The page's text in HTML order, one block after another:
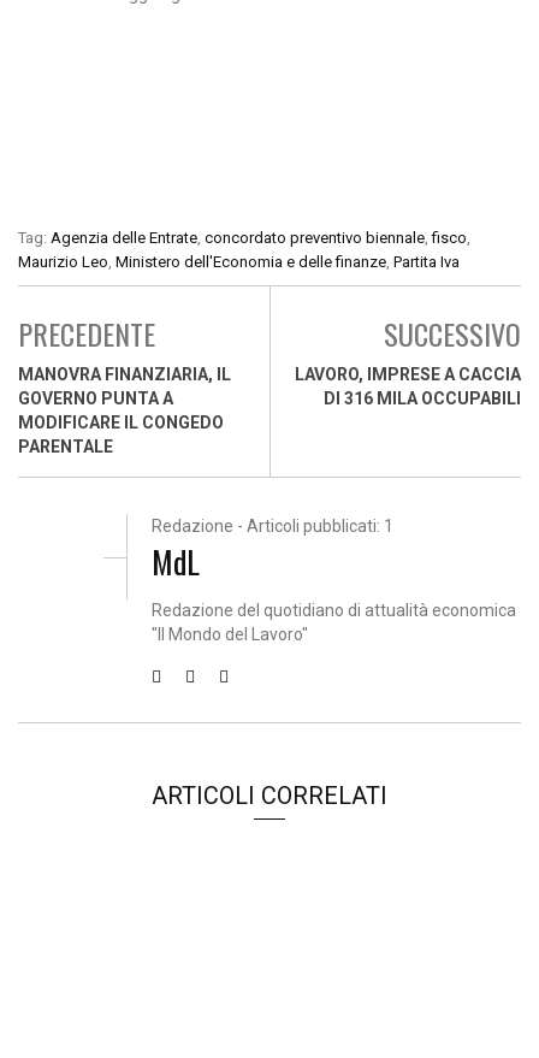
Tag: Agenzia delle Entrate, concordato preventivo biennale,fisco,
Maurizio Leo, Ministero dell'Economia e delle finanze, Partita Iva
PRECEDENTE
MANOVRA FINANZIARIA, IL
GOVERNO PUNTA A
MODIFICARE IL CONGEDO
PARENTALE
SUCCESSIVO
LAVORO, IMPRESE A CACCIA
DI 316 MILA OCCUPABILI
Redazione - Articoli pubblicati: 1
MdL
Redazione del quotidiano di attualità economica
"Il Mondo del Lavoro"
ARTICOLI CORRELATI